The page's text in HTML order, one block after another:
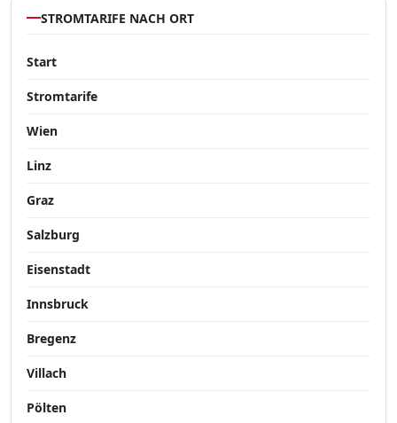
STROMTARIFE NACH ORT
Start
Stromtarife
Wien
Linz
Graz
Salzburg
Eisenstadt
Innsbruck
Bregenz
Villach
Pölten